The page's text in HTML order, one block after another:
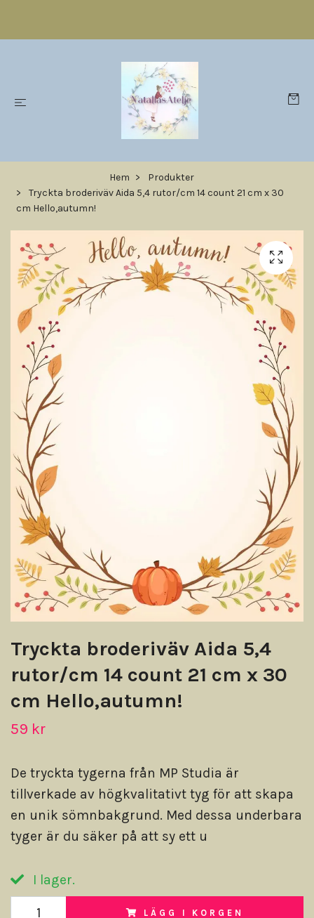
Hem
Produkter
Tryckta broderiväv Aida 5,4 rutor/cm 14 count 21 cm x 30
cm Hello,autumn!
Tryckta broderiväv Aida 5,4
rutor/cm 14 count 21 cm x 30
cm Hello,autumn!
59 kr
De tryckta tygerna från MP Studia är
tillverkade av högkvalitativt tyg för att skapa
en unik sömnbakgrund. Med dessa underbara
tyger är du säker på att sy ett u
I lager.
LÄGG I KORGEN